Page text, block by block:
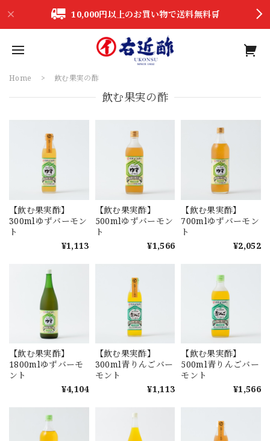
10,000円以上のお買い物で送料無料🛒
Home 飲む果実の酢
飲む果実の酢
【飲む果実酢】
300mlゆずバーモン
ト
¥1,113
【飲む果実酢】
500mlゆずバーモン
ト
¥1,566
【飲む果実酢】
700mlゆずバーモン
ト
¥2,052
【飲む果実酢】
1800mlゆずバーモ
ント
¥4,104
【飲む果実酢】
300ml青りんごバー
モント
¥1,113
【飲む果実酢】
500ml青りんごバー
モント
¥1,566